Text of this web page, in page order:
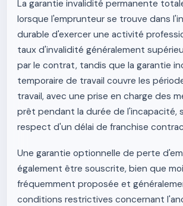
La garantie invalidité permanente
lorsque l'emprunteur se trouve dans
durable d'exercer une activité
taux d'invalidité généralement
par le contrat, tandis que la garantie
temporaire de travail couvre les
travail, avec une prise en charge des
prêt pendant la durée de l'incapacité,
respect d'un délai de franchise
Une garantie optionnelle de perte
également être souscrite, bien que
fréquemment proposée et
conditions restrictives concernant